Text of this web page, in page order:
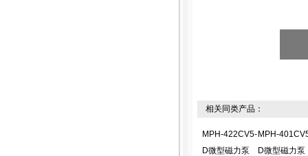
相关同类产品：
MPH-422CV5-
D微型磁力泵
MPH-
D微型磁力泵